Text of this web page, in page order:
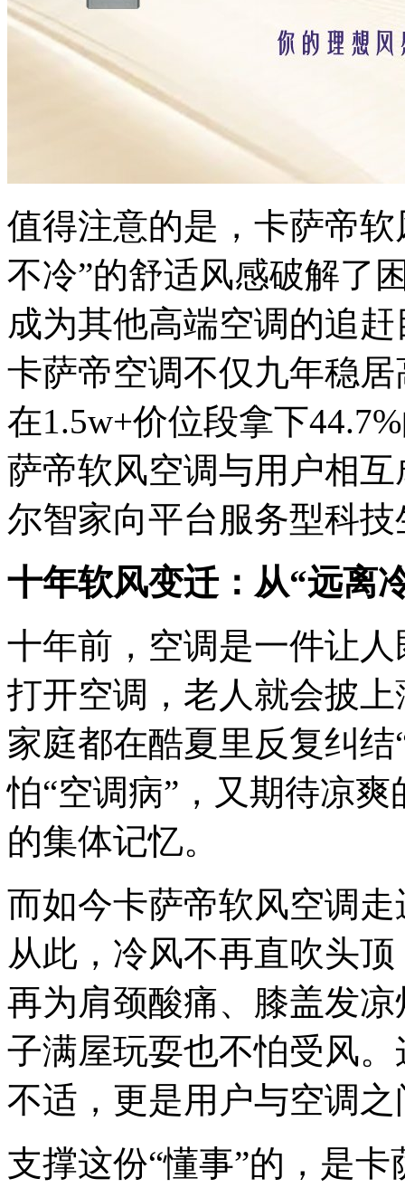
值得注意的是，卡萨帝
不冷”的舒适风感破解了
成为其他高端空调的追
卡萨帝空调不仅九年稳
在1.5w+价位段拿下
萨帝软风空调与用户相
尔智家向平台服务型科
十年软风变迁：从“远离
十年前，空调是一件让
打开空调，老人就会披
家庭都在酷夏里反复纠
怕“空调病”，又期待凉
的集体记忆。
而如今卡萨帝软风空调
从此，冷风不再直吹头
再为肩颈酸痛、膝盖发
子满屋玩耍也不怕受风
不适，更是用户与空调
支撑这份“懂事”的，是